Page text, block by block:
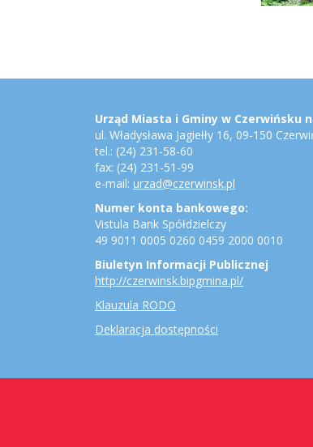
Adres
konto
bankowe,
jednostki
gminne
Urząd Miasta i Gminy w Czerwińsku
ul. Władysława Jagiełły 16, 09-150
tel.: (24) 231-58-60
fax: (24) 231-51-99
e-mail: urzad@czerwinsk.pl
Numer konta bankowego:
Vistula Bank Spółdzielczy
49 9011 0005 0260 0459 2000 0010
Biuletyn Informacji Publicznej
http://czerwinsk.bipgmina.pl/
Klauzula RODO
Deklaracja dostępności